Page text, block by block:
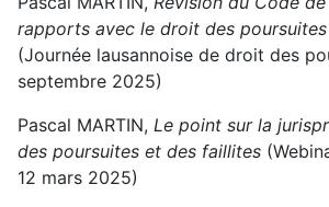
rapports avec le droit des
(Journée lausannoise de droit des
septembre 2025)
Pascal MARTIN, Le point sur la
des poursuites et des faillites
12 mars 2025)